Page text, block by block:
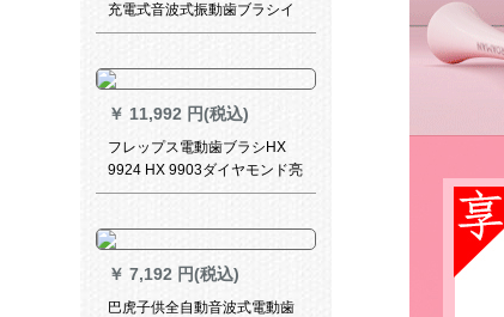
充電式音波式振動歯ブラシイ
ンテリジェント歯科HX 6730
6761/03（2パターン）
￥ 11,992 円(税込)
フレップス電動歯ブラシHX
9924 HX 9903ダイヤモンド亮
白能型充電式成人音波式振動
グレー-旅行収納ケース充電グ
￥ 7,192 円(税込)
巴虎子供全自動音波式電動歯